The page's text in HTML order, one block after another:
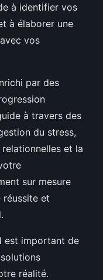
à identifier vos
à élaborer une
vos
par des
à travers des
du stress,
et la
sur mesure
réussite et
est important de
réalité.